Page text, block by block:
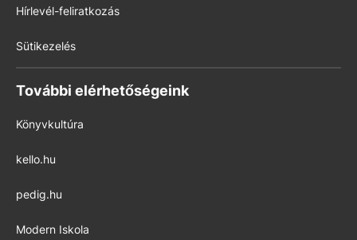
Hírlevél-feliratkozás
Sütikezelés
További elérhetőségeink
Könyvkultúra
kello.hu
pedig.hu
Modern Iskola